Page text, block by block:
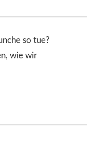
so tue?
wie wir